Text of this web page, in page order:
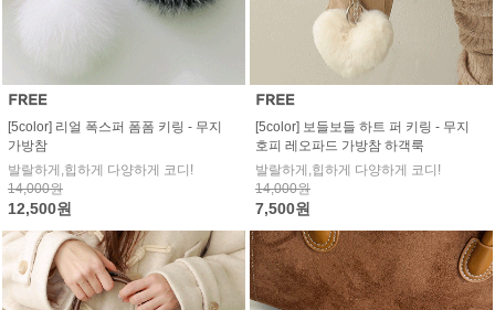
[5color] 리얼 폭스퍼 폼폼 키링 - 무지
가방참
발랄하게,힙하게 다양하게 코디!
14,000원
12,500원
[5color] 보들보들 하트 퍼 키링 - 무지
호피 레오파드 가방참 하객룩
발랄하게,힙하게 다양하게 코디!
14,000원
7,500원